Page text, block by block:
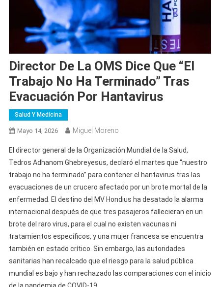
Director De La OMS Dice Que “el
Trabajo No Ha Terminado” Tras
Evacuación Por Hantavirus
Salud Y Medicina
Mayo 14, 2026 Miguel Moreno
El director general de la Organización Mundial de la Salud,
Tedros Adhanom Ghebreyesus, declaró el martes que “nuestro
trabajo no ha terminado” para contener el hantavirus tras las
evacuaciones de un crucero afectado por un brote mortal de la
enfermedad. El destino del MV Hondius ha desatado la alarma
internacional después de que tres pasajeros fallecieran en un
brote del raro virus, para el cual no existen vacunas ni
tratamientos específicos, y una mujer francesa se encuentra
también en estado crítico. Sin embargo, las autoridades
sanitarias han recalcado que el riesgo para la salud pública
mundial es bajo y han rechazado las comparaciones con el inicio